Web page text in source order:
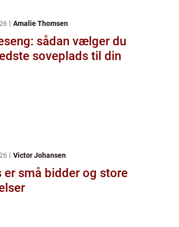
Amalie Thomsen
sådan vælger du
soveplads til din
Victor Johansen
er små bidder og store